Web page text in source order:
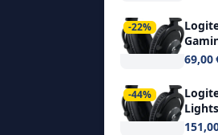
-22%
7.1
69,00
-44%